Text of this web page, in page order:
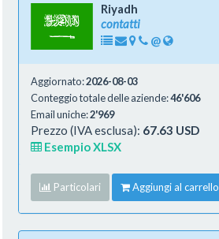
Riyadh
contatti
@
Aggiornato:2026-08-03
Conteggio totale delle aziende:46'606
Email uniche:2'969
Prezzo (IVA esclusa): 67.63 USD
Esempio XLSX
Particolari Aggiungi al carrello